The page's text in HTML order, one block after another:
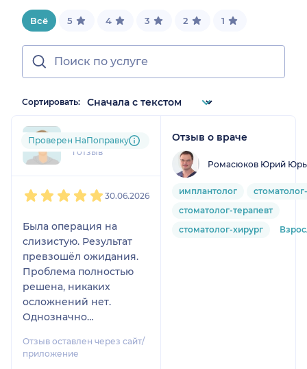
Всё 5 4 3 2 1
Сортировать:
dar....@....ru
1 отзыв
Проверен НаПоправку
30.06.2026
Была операция на
слизистую. Результат
превзошёл ожидания.
Проблема полностью
решена, никаких
осложнений нет.
Однозначно
Юрьевича как
высококлассного
Отзыв оставлен через сайт/
приложение
Отзыв о враче
Ромасюков Юрий
имплантолог
стоматолог-терапевт
стоматолог-хирург